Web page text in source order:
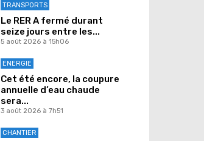
TRANSPORTS
Le RER A fermé durant
seize jours entre les...
5 août 2026 à 15h06
ENERGIE
Cet été encore, la coupure
annuelle d’eau chaude
sera...
3 août 2026 à 7h51
CHANTIER